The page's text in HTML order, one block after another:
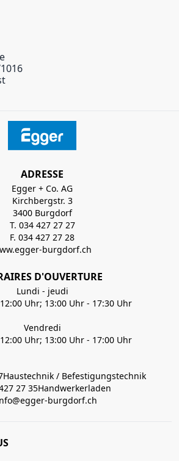
ADRESSE
Egger + Co. AG
Kirchbergstr. 3
3400 Burgdorf
T. 034 427 27 27
F. 034 427 27 28
burgdorf.ch
D'OUVERTURE
Lundi - jeudi
Uhr; 13:00 Uhr - 17:30 Uhr
Vendredi
Uhr; 13:00 Uhr - 17:00 Uhr
Haustechnik / Befestigungstechnik
27 35Handwerkerladen
burgdorf.ch